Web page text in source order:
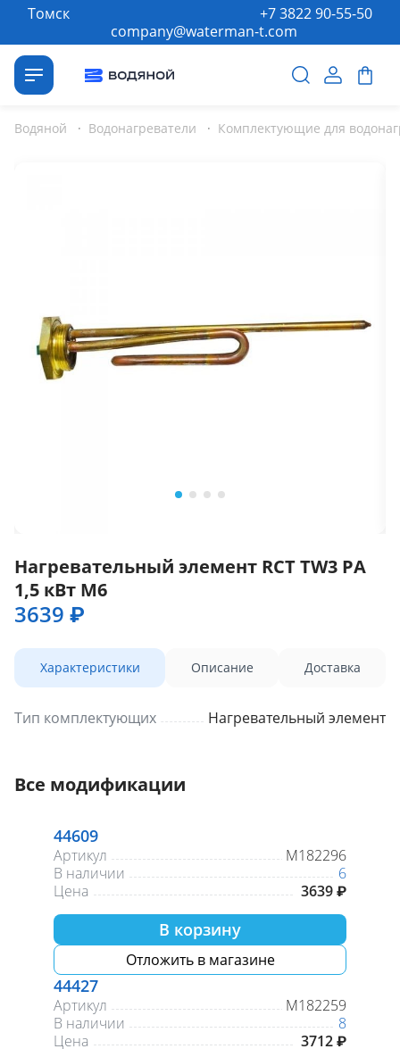
Томск
company@waterman-t.com
+7 3822 90-55-50
Водяной · Водонагреватели · Комплектующие для
Нагревательный элемент RCT TW3 PA
1,5 кВт M6
3639 ₽
Характеристики Описание Доставка
Тип комплектующих Нагревательный элемент
Все модификации
44609
Артикул
М182296
В наличии
6
Цена
3639 ₽
В корзину
Отложить в магазине
44427
Артикул
М182259
В наличии
8
Цена
3712 ₽